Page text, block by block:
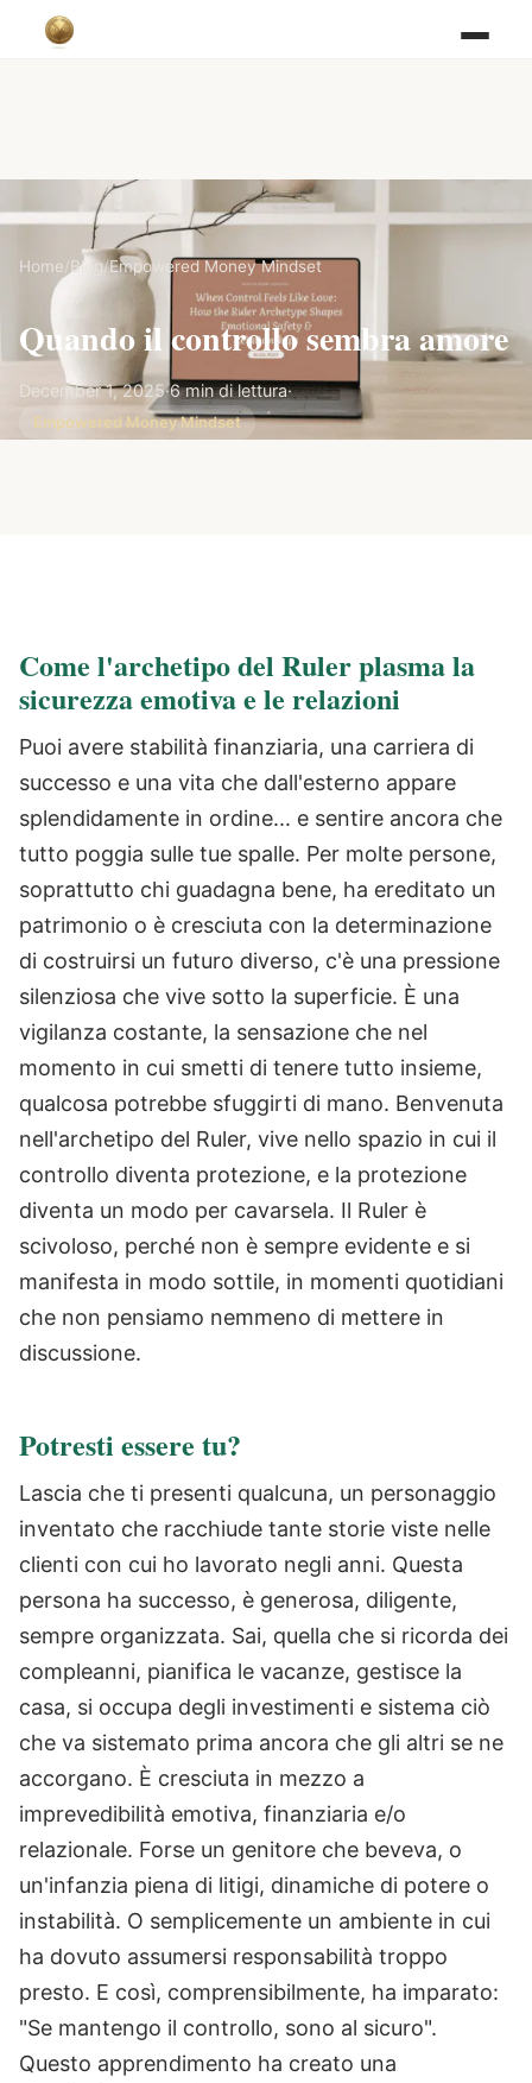
Home/Blog/Empowered Money Mindset
Quando il controllo sembra amore
December 1, 2025·6 min di lettura·
Empowered Money Mindset
Come l'archetipo del Ruler plasma la
sicurezza emotiva e le relazioni
Puoi avere stabilità finanziaria, una carriera di
successo e una vita che dall'esterno appare
splendidamente in ordine... e sentire ancora che
tutto poggia sulle tue spalle. Per molte persone,
soprattutto chi guadagna bene, ha ereditato un
patrimonio o è cresciuta con la determinazione
di costruirsi un futuro diverso, c'è una pressione
silenziosa che vive sotto la superficie. È una
vigilanza costante, la sensazione che nel
momento in cui smetti di tenere tutto insieme,
qualcosa potrebbe sfuggirti di mano. Benvenuta
nell'archetipo del Ruler, vive nello spazio in cui il
controllo diventa protezione, e la protezione
diventa un modo per cavarsela. Il Ruler è
scivoloso, perché non è sempre evidente e si
manifesta in modo sottile, in momenti quotidiani
che non pensiamo nemmeno di mettere in
discussione.
Potresti essere tu?
Lascia che ti presenti qualcuna, un personaggio
inventato che racchiude tante storie viste nelle
clienti con cui ho lavorato negli anni. Questa
persona ha successo, è generosa, diligente,
sempre organizzata. Sai, quella che si ricorda dei
compleanni, pianifica le vacanze, gestisce la
casa, si occupa degli investimenti e sistema ciò
che va sistemato prima ancora che gli altri se ne
accorgano. È cresciuta in mezzo a
imprevedibilità emotiva, finanziaria e/o
relazionale. Forse un genitore che beveva, o
un'infanzia piena di litigi, dinamiche di potere o
instabilità. O semplicemente un ambiente in cui
ha dovuto assumersi responsabilità troppo
presto. E così, comprensibilmente, ha imparato:
"Se mantengo il controllo, sono al sicuro".
Questo apprendimento ha creato una